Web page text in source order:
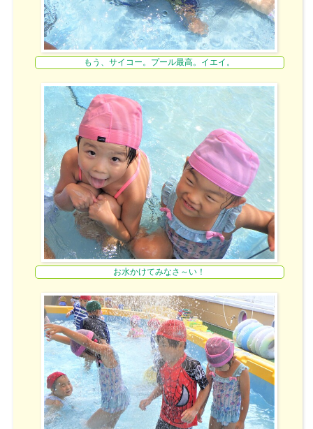
もう、サイコー。プール最高。イエイ。
お水かけてみなさ～い！